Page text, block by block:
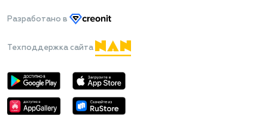
Разработано в
Техподдержка сайта